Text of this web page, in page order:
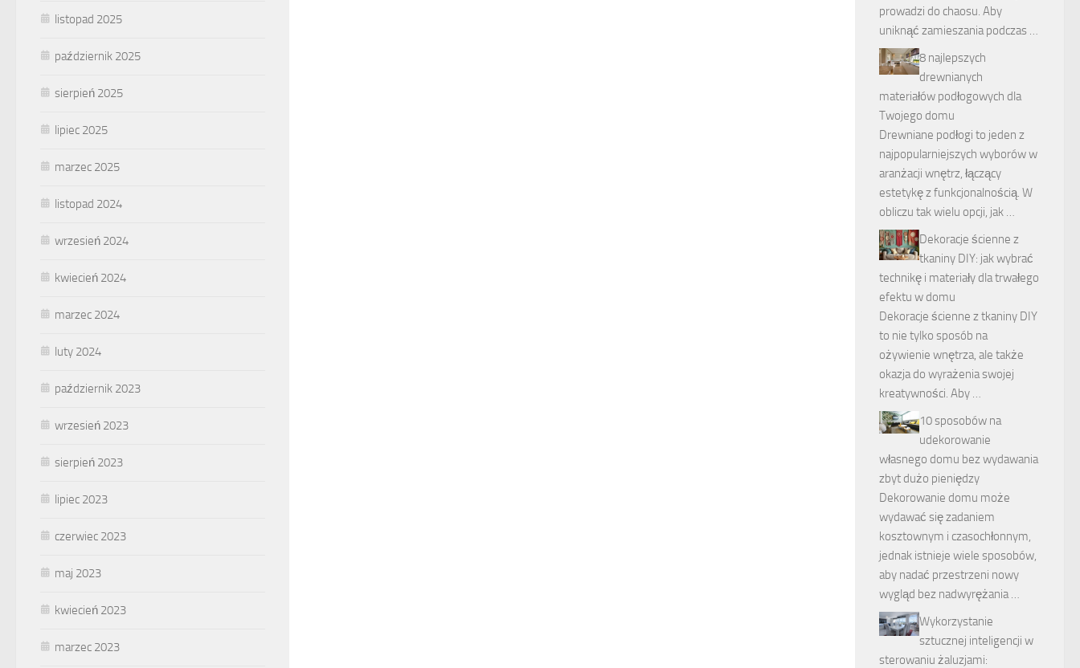
listopad 2025
październik 2025
sierpień 2025
lipiec 2025
marzec 2025
listopad 2024
wrzesień 2024
kwiecień 2024
marzec 2024
luty 2024
październik 2023
wrzesień 2023
sierpień 2023
lipiec 2023
czerwiec 2023
maj 2023
kwiecień 2023
marzec 2023
prowadzi do chaosu. Aby
uniknąć zamieszania podczas …
8 najlepszych
drewnianych
materiałów podłogowych dla
Twojego domu
Drewniane podłogi to jeden z
najpopularniejszych wyborów w
aranżacji wnętrz, łączący
estetykę z funkcjonalnością. W
obliczu tak wielu opcji, jak …
Dekoracje ścienne z
tkaniny DIY: jak wybrać
technikę i materiały dla trwałego
efektu w domu
Dekoracje ścienne z tkaniny DIY
to nie tylko sposób na
ożywienie wnętrza, ale także
okazja do wyrażenia swojej
kreatywności. Aby …
10 sposobów na
udekorowanie
własnego domu bez wydawania
zbyt dużo pieniędzy
Dekorowanie domu może
wydawać się zadaniem
kosztownym i czasochłonnym,
jednak istnieje wiele sposobów,
aby nadać przestrzeni nowy
wygląd bez nadwyrężania …
Wykorzystanie
sztucznej inteligencji w
sterowaniu żaluzjami: